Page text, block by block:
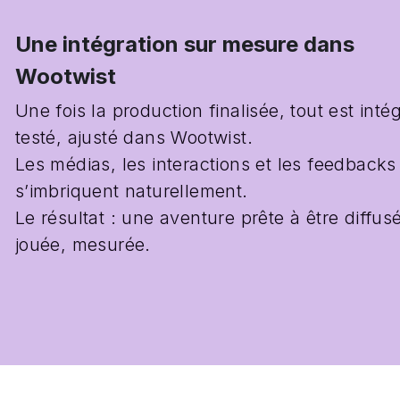
Une intégration sur mesure dans
Wootwist
Une fois la production finalisée, tout est
testé, ajusté dans Wootwist.
Les médias, les interactions et les feedbacks
s’imbriquent naturellement.
Le résultat : une aventure prête à être
jouée, mesurée.